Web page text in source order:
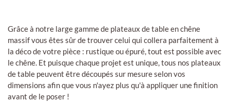
Grâce à notre large gamme de plateaux de table en chêne
massif vous êtes sûr de trouver celui qui collera parfaitement à
la déco de votre pièce : rustique ou épuré, tout est possible avec
le chêne. Et puisque chaque projet est unique, tous nos plateaux
de table peuvent être découpés sur mesure selon vos
dimensions afin que vous n'ayez plus qu'à appliquer une finition
avant de le poser !